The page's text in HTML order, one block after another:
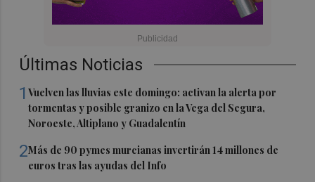
Últimas Noticias
1Vuelven las lluvias este domingo: activan la alerta por
tormentas y posible granizo en la Vega del Segura,
Noroeste, Altiplano y Guadalentín
2Más de 90 pymes murcianas invertirán 14 millones de
euros tras las ayudas del Info